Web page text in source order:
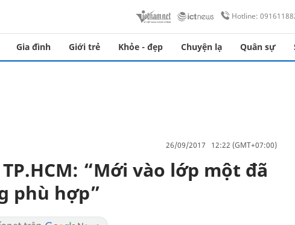
Hotline:
Gia đình Giới trẻ Khỏe - đẹp Chuyện lạ Quân sự
26/09/2017 12:22 (GMT+07:00)
“Mới vào lớp một đã
phù hợp”